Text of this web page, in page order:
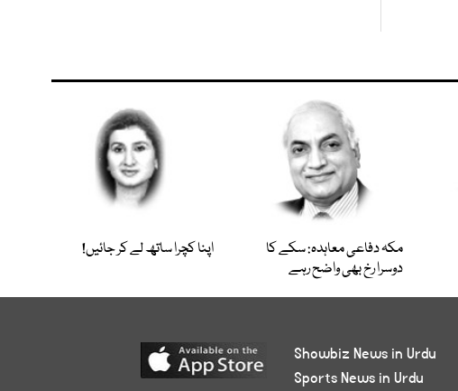
مکہ دفاعی معاہدہ: سکے کا
دوسرا رخ بھی واضح رہے
اپنا کچرا ساتھ لے کر جائیں!
Showbiz News in Urdu
Sports News in Urdu